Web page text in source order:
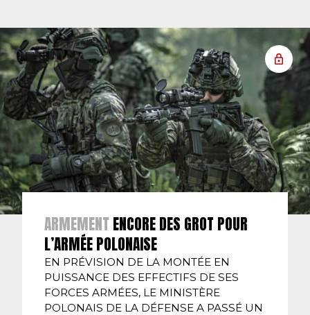
ARMEMENT ENCORE DES GROT POUR
L’ARMÉE POLONAISE
EN PRÉVISION DE LA MONTÉE EN
PUISSANCE DES EFFECTIFS DE SES
FORCES ARMÉES, LE MINISTÈRE
POLONAIS DE LA DÉFENSE A PASSÉ UN